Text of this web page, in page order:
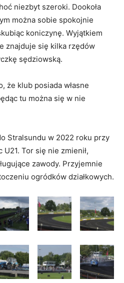
niezbyt szeroki. Dookoła
można sobie spokojnie
koniczynę. Wyjątkiem
znajduje się kilka rzędów
sędziowską.
że klub posiada własne
tu można się w nie
Stralsundu w 2022 roku przy
Tor się nie zmienił,
zawody. Przyjemnie
ogródków działkowych.